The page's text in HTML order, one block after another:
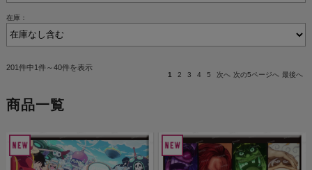
在庫：
201件中1件～40件を表示
1 2 3 4 5 次へ 次の5ページへ 最後へ
商品一覧